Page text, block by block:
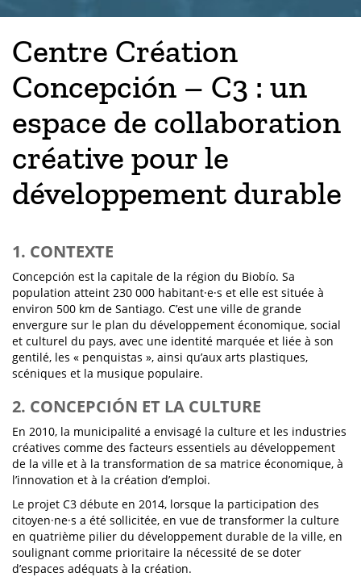
Centre Création
Concepción – C3 : un
espace de collaboration
créative pour le
développement durable
1. CONTEXTE
Concepción est la capitale de la région du Biobío. Sa
population atteint 230 000 habitant·e·s et elle est située à
environ 500 km de Santiago. C’est une ville de grande
envergure sur le plan du développement économique, social
et culturel du pays, avec une identité marquée et liée à son
gentilé, les « penquistas », ainsi qu’aux arts plastiques,
scéniques et la musique populaire.
2. CONCEPCIÓN ET LA CULTURE
En 2010, la municipalité a envisagé la culture et les industries
créatives comme des facteurs essentiels au développement
de la ville et à la transformation de sa matrice économique, à
l’innovation et à la création d’emploi.
Le projet C3 débute en 2014, lorsque la participation des
citoyen·ne·s a été sollicitée, en vue de transformer la culture
en quatrième pilier du développement durable de la ville, en
soulignant comme prioritaire la nécessité de se doter
d’espaces adéquats à la création.